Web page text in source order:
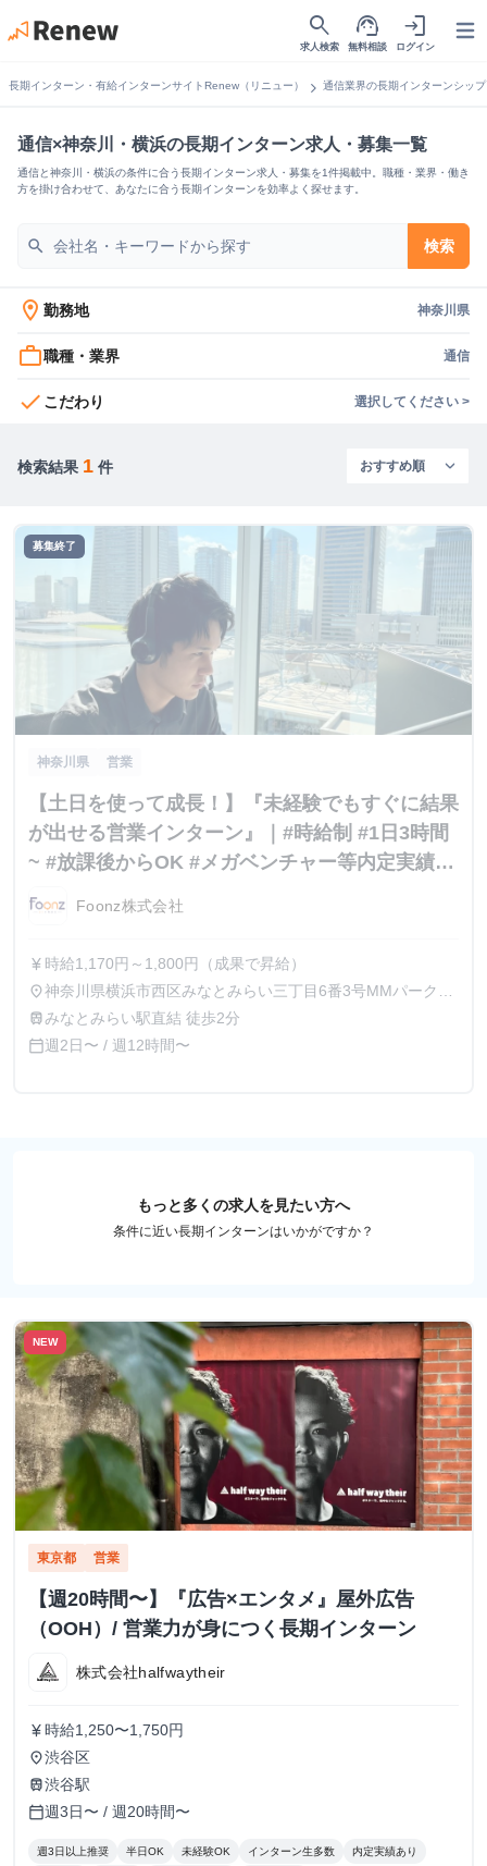
search
求人検索
support_agent
無料相談
login
ログイン
長期インターン・有給インターンサイトRenew（リニュー） chevron_right 通信業界の長期インターンシップ
通信×神奈川・横浜の長期インターン求人・募集一覧
通信と神奈川・横浜の条件に合う長期インターン求人・募集を1件掲載中。職種・業界・働き
方を掛け合わせて、あなたに合う長期インターンを効率よく探せます。
search 検索
location_on 勤務地 神奈川県
work_outline職種・業界 通信
check こだわり 選択してください >
検索結果 1 件
募集終了
神奈川県 営業
【土日を使って成長！】『未経験でもすぐに結果
が出せる営業インターン』｜#時給制 #1日3時間
~ #放課後からOK #メガベンチャー等内定実績多
数
Foonz株式会社
currency_yen 時給1,170円～1,800円（成果で昇給）
place神奈川県横浜市西区みなとみらい三丁目6番3号MMパークビ
ル11階
trainみなとみらい駅直結 徒歩2分
calendar_today週2日〜 / 週12時間〜
もっと多くの求人を見たい方へ
条件に近い長期インターンはいかがですか？
NEW
東京都 営業
【週20時間〜】『広告×エンタメ』屋外広告
（OOH）/ 営業力が身につく長期インターン
株式会社halfwaytheir
currency_yen 時給1,250〜1,750円
place渋谷区
train渋谷駅
calendar_today週3日〜 / 週20時間〜
週3日以上推奨 半日OK 未経験OK インターン生多数 内定実績あり